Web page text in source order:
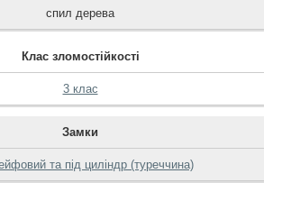
спил дерева
Клас зломостійкості
3 клас
Замки
та під циліндр (туреччина)